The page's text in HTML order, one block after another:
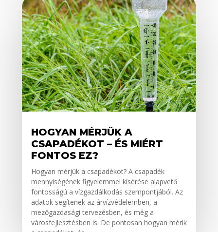
HOGYAN MÉRJÜK A
CSAPADÉKOT – ÉS MIÉRT
FONTOS EZ?
Hogyan mérjük a csapadékot? A csapadék
mennyiségének figyelemmel kísérése alapvető
fontosságú a vízgazdálkodás szempontjából. Az
adatok segítenek az árvízvédelemben, a
mezőgazdasági tervezésben, és még a
városfejlesztésben is. De pontosan hogyan mérik